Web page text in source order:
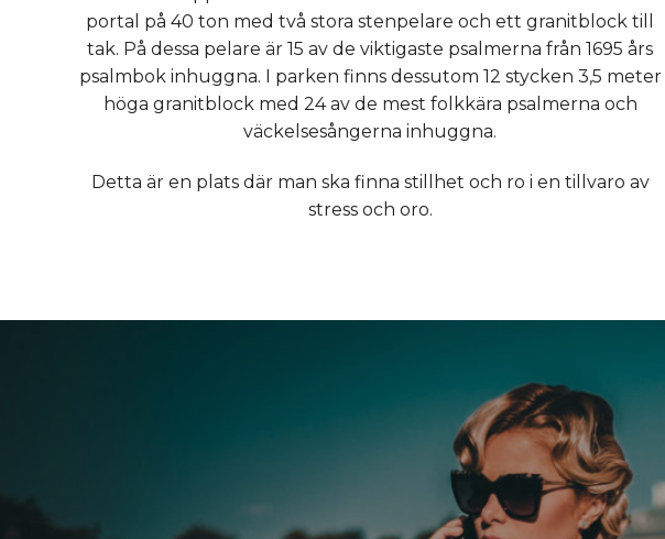
portal på 40 ton med två stora stenpelare och ett granitblock till
tak. På dessa pelare är 15 av de viktigaste psalmerna från 1695 års
psalmbok inhuggna. I parken finns dessutom 12 stycken 3,5 meter
höga granitblock med 24 av de mest folkkära psalmerna och
väckelsesångerna inhuggna.
Detta är en plats där man ska finna stillhet och ro i en tillvaro av
stress och oro.